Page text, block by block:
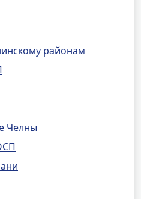
районам
Челны